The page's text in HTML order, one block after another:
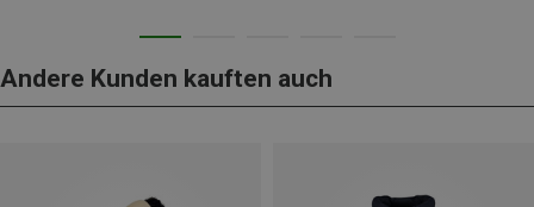
Andere Kunden kauften auch